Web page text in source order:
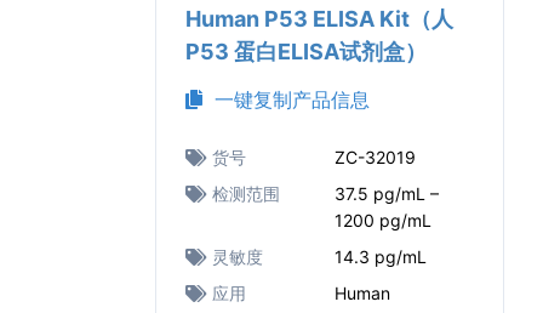
Human P53 ELISA Kit（人
P53 蛋白ELISA试剂盒）
一键复制产品信息
货号
ZC-32019
检测范围
37.5 pg/mL –
1200 pg/mL
灵敏度
14.3 pg/mL
应用
Human